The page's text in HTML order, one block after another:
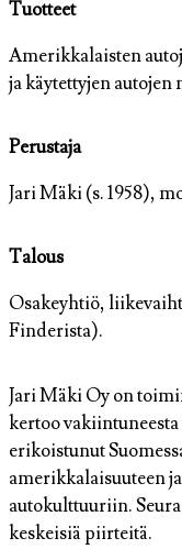
Tuotteet
Amerikkalaisten
ja käytettyjen autojen
Perustaja
Jari Mäki (s. 1958),
Talous
Osakeyhtiö,
Finderista).
Jari Mäki Oy on
kertoo
erikoistunut
amerikkalaisuuteen
autokulttuuriin.
keskeisiä piirteitä.